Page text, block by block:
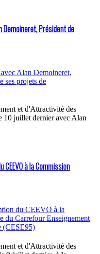
Demoineret, Président de
et d'Attractivité des
10 juillet dernier avec Alan
à la Commission
et d'Attractivité des